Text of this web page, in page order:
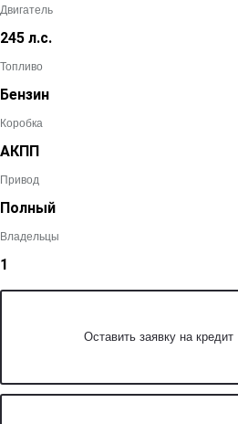
Двигатель
245 л.с.
Топливо
Бензин
Коробка
АКПП
Привод
Полный
Владельцы
1
Оставить заявку на кредит